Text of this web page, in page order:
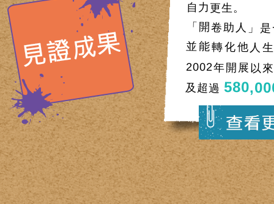
自力更生。
「開卷助人」
並能轉化他人
2002年開展以
及超過